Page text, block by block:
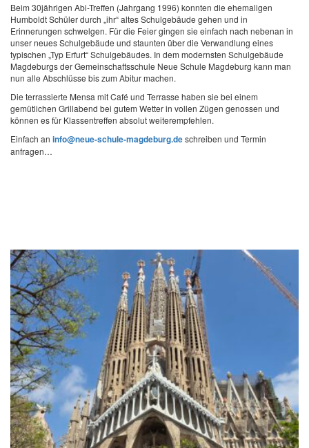
Beim 30jährigen Abi-Treffen (Jahrgang 1996) konnten die ehemaligen
Humboldt Schüler durch „ihr“ altes Schulgebäude gehen und in
Erinnerungen schwelgen. Für die Feier gingen sie einfach nach nebenan in
unser neues Schulgebäude und staunten über die Verwandlung eines
typischen „Typ Erfurt“ Schulgebäudes. In dem modernsten Schulgebäude
Magdeburgs der Gemeinschaftsschule Neue Schule Magdeburg kann man
nun alle Abschlüsse bis zum Abitur machen.
Die terrassierte Mensa mit Café und Terrasse haben sie bei einem
gemütlichen Grillabend bei gutem Wetter in vollen Zügen genossen und
können es für Klassentreffen absolut weiterempfehlen.
Einfach an info@neue-schule-magdeburg.deschreiben und Termin
anfragen…